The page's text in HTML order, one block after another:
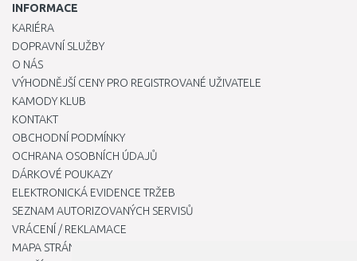
INFORMACE
KARIÉRA
DOPRAVNÍ SLUŽBY
O NÁS
VÝHODNĚJŠÍ CENY PRO REGISTROVANÉ UŽIVATELE
KAMODY KLUB
KONTAKT
OBCHODNÍ PODMÍNKY
OCHRANA OSOBNÍCH ÚDAJŮ
DÁRKOVÉ POUKAZY
ELEKTRONICKÁ EVIDENCE TRŽEB
SEZNAM AUTORIZOVANÝCH SERVISŮ
VRÁCENÍ / REKLAMACE
MAPA STRÁNKY